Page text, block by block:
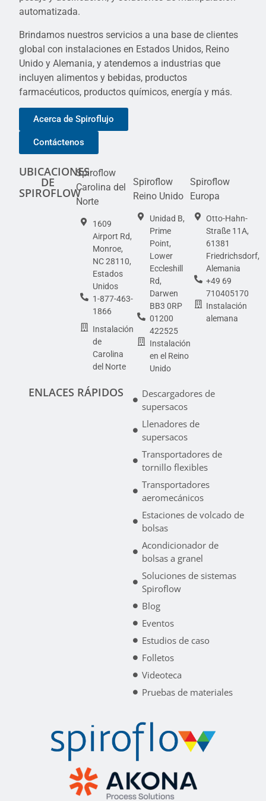
automatizada.
Brindamos nuestros servicios a una base de clientes
global con instalaciones en Estados Unidos, Reino
Unido y Alemania, y atendemos a industrias que
incluyen alimentos y bebidas, productos
farmacéuticos, productos químicos, energía y más.
Acerca de Spiroflujo
Contáctenos
UBICACIONES
DE
SPIROFLOW
Spiroflow
Carolina del
Norte
1609
Airport Rd,
Monroe,
NC 28110,
Estados
Unidos
1-877-463-
1866
Instalación
de
Carolina
del Norte
Spiroflow
Reino Unido
Unidad B,
Prime
Point,
Lower
Eccleshill
Rd,
Darwen
BB3 0RP
01200
422525
Instalación
en el Reino
Unido
Spiroflow
Europa
Otto-Hahn-
Straße 11A,
61381
Friedrichsdorf,
Alemania
+49 69
710405170
Instalación
alemana
ENLACES RÁPIDOS
Descargadores de
supersacos
Llenadores de
supersacos
Transportadores de
tornillo flexibles
Transportadores
aeromecánicos
Estaciones de volcado de
bolsas
Acondicionador de
bolsas a granel
Soluciones de sistemas
Spiroflow
Blog
Eventos
Estudios de caso
Folletos
Videoteca
Pruebas de materiales